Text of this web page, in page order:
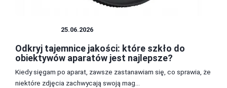
25.06.2026
Odkryj tajemnice jakości: które szkło do
obiektywów aparatów jest najlepsze?
Kiedy sięgam po aparat, zawsze zastanawiam się, co sprawia, że
niektóre zdjęcia zachwycają swoją mag...